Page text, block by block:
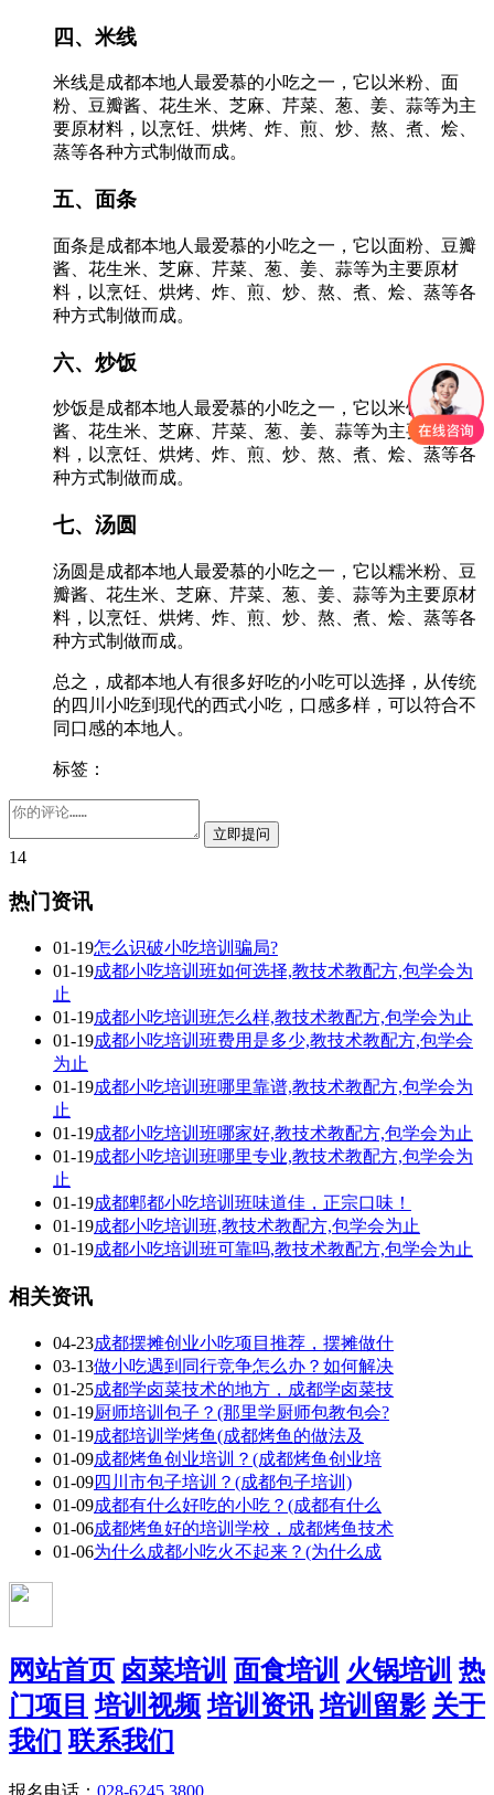
四、米线
米线是成都本地人最爱慕的小吃之一，它以米粉、面
粉、豆瓣酱、花生米、芝麻、芹菜、葱、姜、蒜等为主
要原材料，以烹饪、烘烤、炸、煎、炒、熬、煮、烩、
蒸等各种方式制做而成。
五、面条
面条是成都本地人最爱慕的小吃之一，它以面粉、豆瓣
酱、花生米、芝麻、芹菜、葱、姜、蒜等为主要原材
料，以烹饪、烘烤、炸、煎、炒、熬、煮、烩、蒸等各
种方式制做而成。
六、炒饭
炒饭是成都本地人最爱慕的小吃之一，它以米饭、豆瓣
酱、花生米、芝麻、芹菜、葱、姜、蒜等为主要原材
料，以烹饪、烘烤、炸、煎、炒、熬、煮、烩、蒸等各
种方式制做而成。
七、汤圆
汤圆是成都本地人最爱慕的小吃之一，它以糯米粉、豆
瓣酱、花生米、芝麻、芹菜、葱、姜、蒜等为主要原材
料，以烹饪、烘烤、炸、煎、炒、熬、煮、烩、蒸等各
种方式制做而成。
总之，成都本地人有很多好吃的小吃可以选择，从传统
的四川小吃到现代的西式小吃，口感多样，可以符合不
同口感的本地人。
标签：
14
热门资讯
01-19怎么识破小吃培训骗局?
01-19成都小吃培训班如何选择,教技术教配方,包学会为
止
01-19成都小吃培训班怎么样,教技术教配方,包学会为止
01-19成都小吃培训班费用是多少,教技术教配方,包学会
为止
01-19成都小吃培训班哪里靠谱,教技术教配方,包学会为
止
01-19成都小吃培训班哪家好,教技术教配方,包学会为止
01-19成都小吃培训班哪里专业,教技术教配方,包学会为
止
01-19成都郫都小吃培训班味道佳，正宗口味！
01-19成都小吃培训班,教技术教配方,包学会为止
01-19成都小吃培训班可靠吗,教技术教配方,包学会为止
相关资讯
04-23成都摆摊创业小吃项目推荐，摆摊做什
03-13做小吃遇到同行竞争怎么办？如何解决
01-25成都学卤菜技术的地方，成都学卤菜技
01-19厨师培训包子？(那里学厨师包教包会?
01-19成都培训学烤鱼(成都烤鱼的做法及
01-09成都烤鱼创业培训？(成都烤鱼创业培
01-09四川市包子培训？(成都包子培训)
01-09成都有什么好吃的小吃？(成都有什么
01-06成都烤鱼好的培训学校，成都烤鱼技术
01-06为什么成都小吃火不起来？(为什么成
网站首页 卤菜培训 面食培训 火锅培训 热
门项目 培训视频 培训资讯 培训留影 关于
我们 联系我们